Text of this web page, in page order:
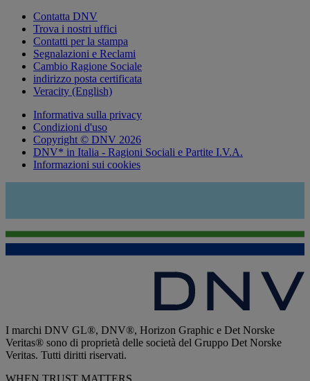
Contatta DNV
Trova i nostri uffici
Contatti per la stampa
Segnalazioni e Reclami
Cambio Ragione Sociale
indirizzo posta certificata
Veracity (English)
Informativa sulla privacy
Condizioni d'uso
Copyright © DNV 2026
DNV* in Italia - Ragioni Sociali e Partite I.V.A.
Informazioni sui cookies
I marchi DNV GL®, DNV®, Horizon Graphic e Det Norske
Veritas® sono di proprietà delle società del Gruppo Det Norske
Veritas. Tutti diritti riservati.
WHEN TRUST MATTERS